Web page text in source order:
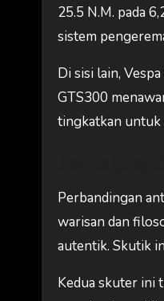
25.5 N.M. pada
sistem
Di sisi lain,
GTS300
tingkatkan untuk
Perbandingan
warisan dan
autentik. Skutik
Kedua skuter ini